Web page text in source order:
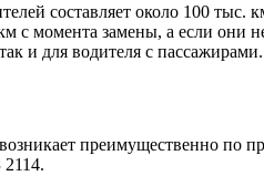
составляет около 100
с момента замены, а если они
и для водителя с пассажирами.
преимущественно